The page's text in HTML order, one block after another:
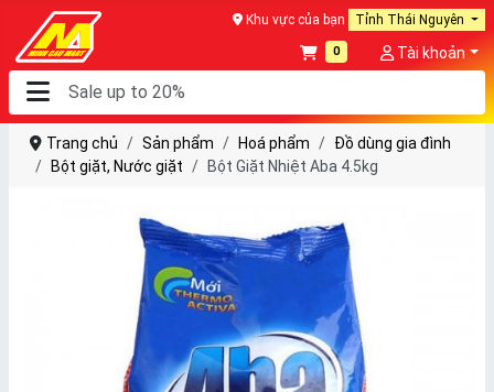
Khu vực của bạn Tỉnh Thái Nguyên
0 Tài khoản
Trang chủ Sản phẩm Hoá phẩm
Đồ dùng gia đình
Bột giặt, Nước giặt
Bột Giặt Nhiệt Aba 4.5kg